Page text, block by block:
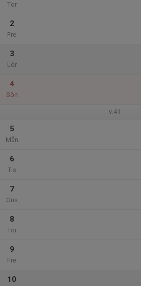
Tor
2
Fre
3
Lör
4
Sön
v.41
5
Mån
6
Tis
7
Ons
8
Tor
9
Fre
10